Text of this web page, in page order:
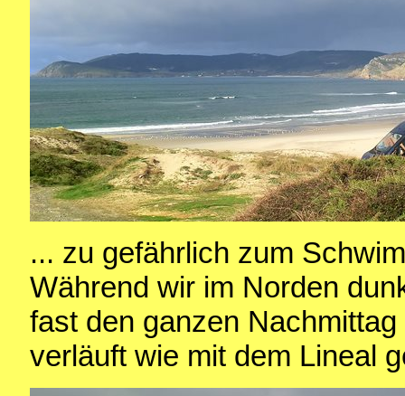
... zu gefährlich zum
Während wir im Norden
fast den ganzen
verläuft wie mit dem Lineal